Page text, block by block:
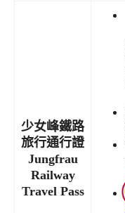
少女峰鐵路
旅行通行證
Jungfrau
Railway
Travel Pass